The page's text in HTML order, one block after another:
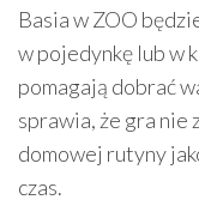
Basia w ZOO
w pojedynkę lub w
pomagają dobrać
sprawia, że gra nie
domowej rutyny
czas.